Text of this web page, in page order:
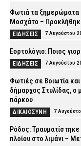
Φωτιά τα ξημερώματα
Μοσχάτο –
ΕΙΔΗΣΕΙΣ 7 Αυγούστου
Εορτολόγιο: Ποιος
ΕΙΔΗΣΕΙΣ 7 Αυγούστου
Φωτιές σε Βοιωτία
δήμαρχος Στυλίδας, ο
πάρκου
ΔΙΚΑΙΟΣΥΝΗ 7
Ρόδος:
πλοίου στο λιμάνι –